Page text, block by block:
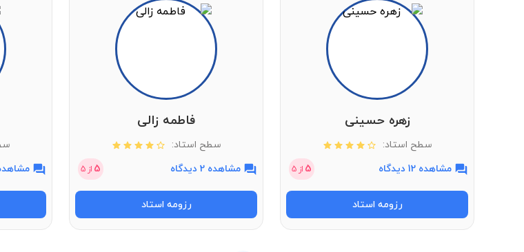
زهره حسینی
سطح استاد:
مشاهده 12 دیدگاه
5 از 5
رزومه استاد
فاطمه زالی
سطح استاد:
مشاهده 2 دیدگاه
5 از 5
رزومه استاد
مشاهده 66